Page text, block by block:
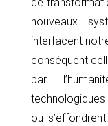
nouveaux
interfacent
conséquent
par
ou